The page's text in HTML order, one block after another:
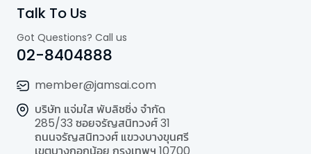
Talk To Us
Got Questions? Call us
02-8404888
member@jamsai.com
บริษัท แจ่มใส พับลิชชิ่ง จำกัด
285/33 ซอยจรัญสนิทวงศ์ 31
ถนนจรัญสนิทวงศ์ แขวงบางขุนศรี